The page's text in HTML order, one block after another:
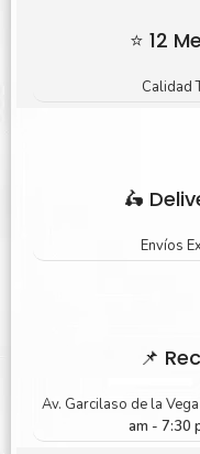
⭐ 12
Calidad
🛵
Envíos
📌
Av. Garcilaso de la
am - 7:30